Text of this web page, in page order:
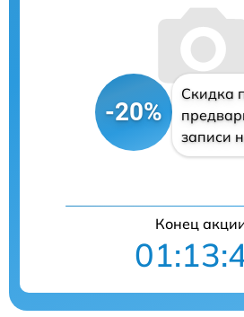
-20%
Скидка
записи
Конец